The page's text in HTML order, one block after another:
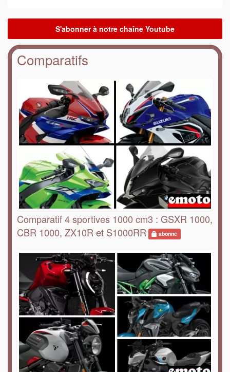
Comparatifs
Comparatif 4 sportives 1000 cm3 : GSXR 1000,
CBR 1000, ZX10R et S1000RR
abonné